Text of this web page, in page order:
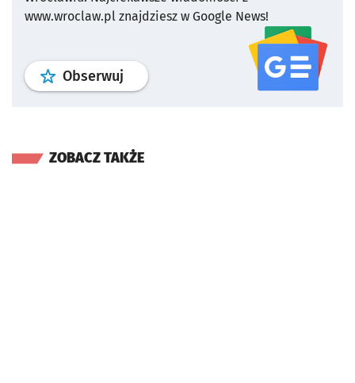
www.wroclaw.pl znajdziesz w Google News!
Obserwuj profil serwisu
ZOBACZ TAKŻE